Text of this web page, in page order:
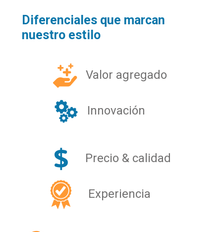
Diferenciales que marcan
nuestro estilo
Valor agregado
Innovación
Precio & calidad
Experiencia